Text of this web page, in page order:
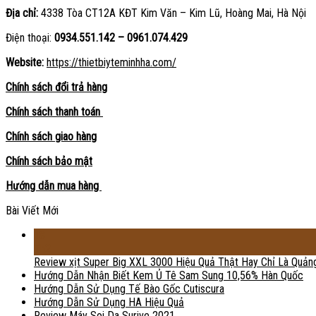
Địa chỉ: 4338 Tòa CT12A KĐT Kim Văn – Kim Lũ, Hoàng Mai, Hà Nội
Điện thoại: 0934.551.142 – 0961.074.429
Website: https://thietbiyteminhha.com/
Chính sách đổi trả hàng
Chính sách thanh toán
Chính sách giao hàng
Chính sách bảo mật
Hướng dẫn mua hàng
Bài Viết Mới
Review xịt Super Big XXL 3000 Hiệu Quả Thật Hay Chỉ Là
Hướng Dẫn Nhận Biết Kem Ủ Tê Sam Sung 10,56% Hàn Quốc
Hướng Dẫn Sử Dụng Tế Bào Gốc Cutiscura
Hướng Dẫn Sử Dụng HA Hiệu Quả